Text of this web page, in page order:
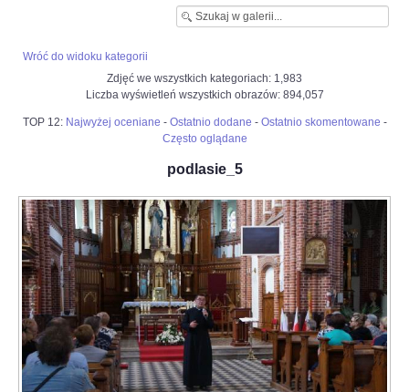
Wróć do widoku kategorii
Zdjęć we wszystkich kategoriach: 1,983
Liczba wyświetleń wszystkich obrazów: 894,057
TOP 12: Najwyżej oceniane - Ostatnio dodane - Ostatnio skomentowane -
Często oglądane
podlasie_5